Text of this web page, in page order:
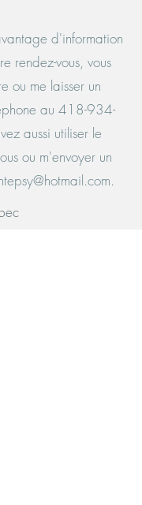
d'information
rendez-vous, vous
ou me laisser un
au 418-934-
aussi utiliser le
ou m'envoyer un
.